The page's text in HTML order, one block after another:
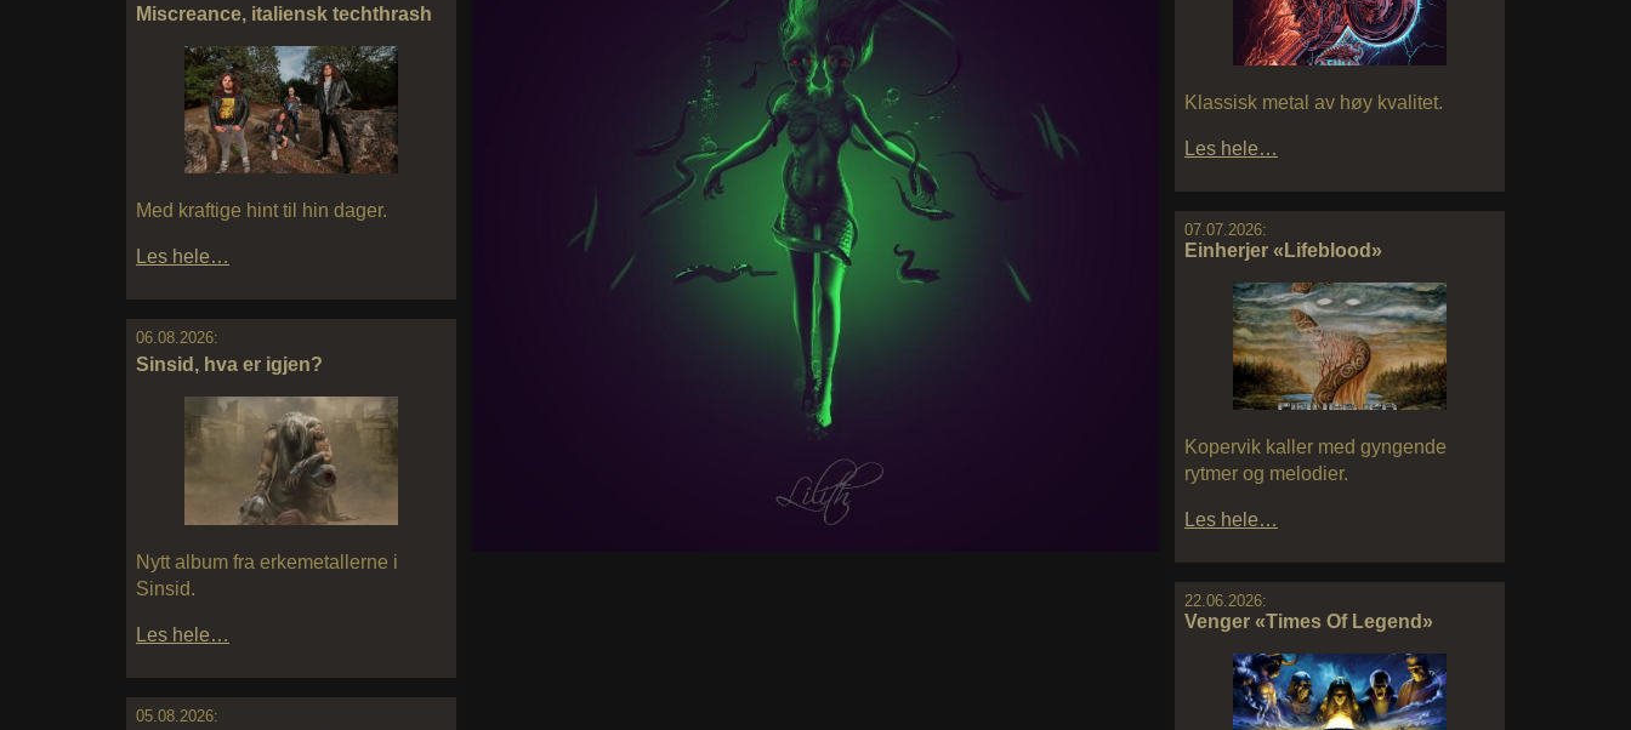
Miscreance, italiensk techthrash
Med kraftige hint til hin dager.
Les hele…
06.08.2026:
Sinsid, hva er igjen?
Nytt album fra erkemetallerne i
Sinsid.
Les hele…
05.08.2026:
Klassisk metal av høy kvalitet.
Les hele…
07.07.2026:
Einherjer «Lifeblood»
Kopervik kaller med gyngende
rytmer og melodier.
Les hele…
22.06.2026:
Venger «Times Of Legend»